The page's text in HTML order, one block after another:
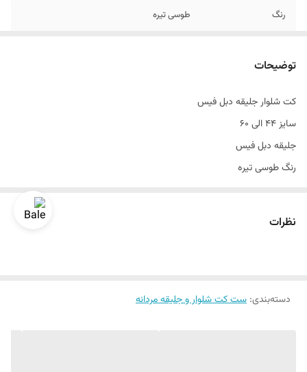
رنگ طوسی تیره
جلیقه
توضیحات
کت شلوار جليقه دبل فیس
سایز ۴۴ الی ۶۰
جليقه دبل فیس
رنگ طوسی تیره
یک الی دو درجه تفاوت رنگ در نظر گرفته شود
نظرات
دسته‌بندی: ست کت شلوار و جلیقه مردانه